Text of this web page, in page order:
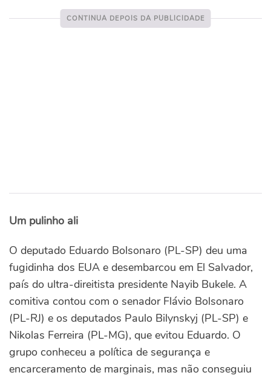
Um pulinho ali
O deputado Eduardo Bolsonaro (PL-SP) deu uma
fugidinha dos EUA e desembarcou em El Salvador,
país do ultra-direitista presidente Nayib Bukele. A
comitiva contou com o senador Flávio Bolsonaro
(PL-RJ) e os deputados Paulo Bilynskyj (PL-SP) e
Nikolas Ferreira (PL-MG), que evitou Eduardo. O
grupo conheceu a política de segurança e
encarceramento de marginais, mas não conseguiu